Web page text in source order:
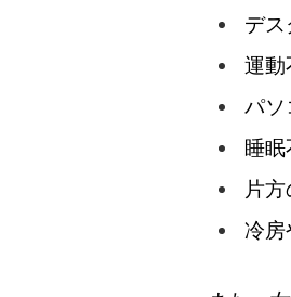
デ
運動
パソ
睡
片
冷房